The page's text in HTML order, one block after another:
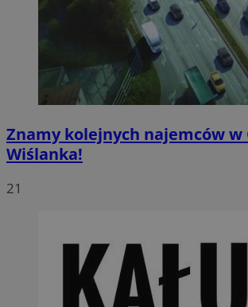
Znamy kolejnych najemców w
Wiślanka!
21